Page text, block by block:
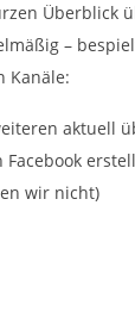
Überblick
–
Kanäle:
aktuell
wir nicht)